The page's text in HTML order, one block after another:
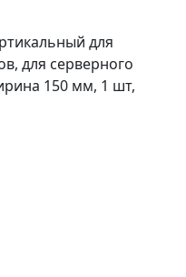
для
для серверного
150 мм, 1 шт,